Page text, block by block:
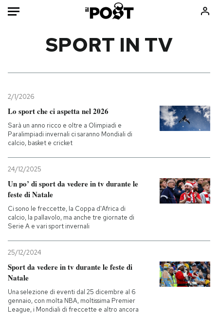
Mondo
Politica
Tecnologia
Internet
Cultura
Economia
Sport
Consumismi
Ok Boomer!
Altrecose
Mondiali calcio 2026
NEWSLETTER
I MIEI PREFERITI
SPORT IN TV
2/1/2026
Lo sport che ci aspetta nel 2026
Sarà un anno ricco e oltre a Olimpiadi e
Paralimpiadi invernali ci saranno Mondiali di
calcio, basket e cricket
24/12/2025
Un po’ di sport da vedere in tv durante le
feste di Natale
Ci sono le freccette, la Coppa d'Africa di
calcio, la pallavolo, ma anche tre giornate di
Serie A e vari sport invernali
25/12/2024
Sport da vedere in tv durante le feste di
Natale
Una selezione di eventi dal 25 dicembre al 6
gennaio, con molta NBA, moltissima Premier
League, i Mondiali di freccette e altro ancora